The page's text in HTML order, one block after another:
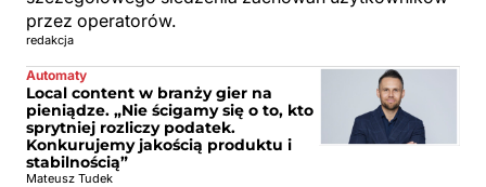
przez operatorów.
redakcja
Automaty
Local content w branży gier na
pieniądze. „Nie ścigamy się o to, kto
sprytniej rozliczy podatek.
Konkurujemy jakością produktu i
stabilnością”
Mateusz Tudek